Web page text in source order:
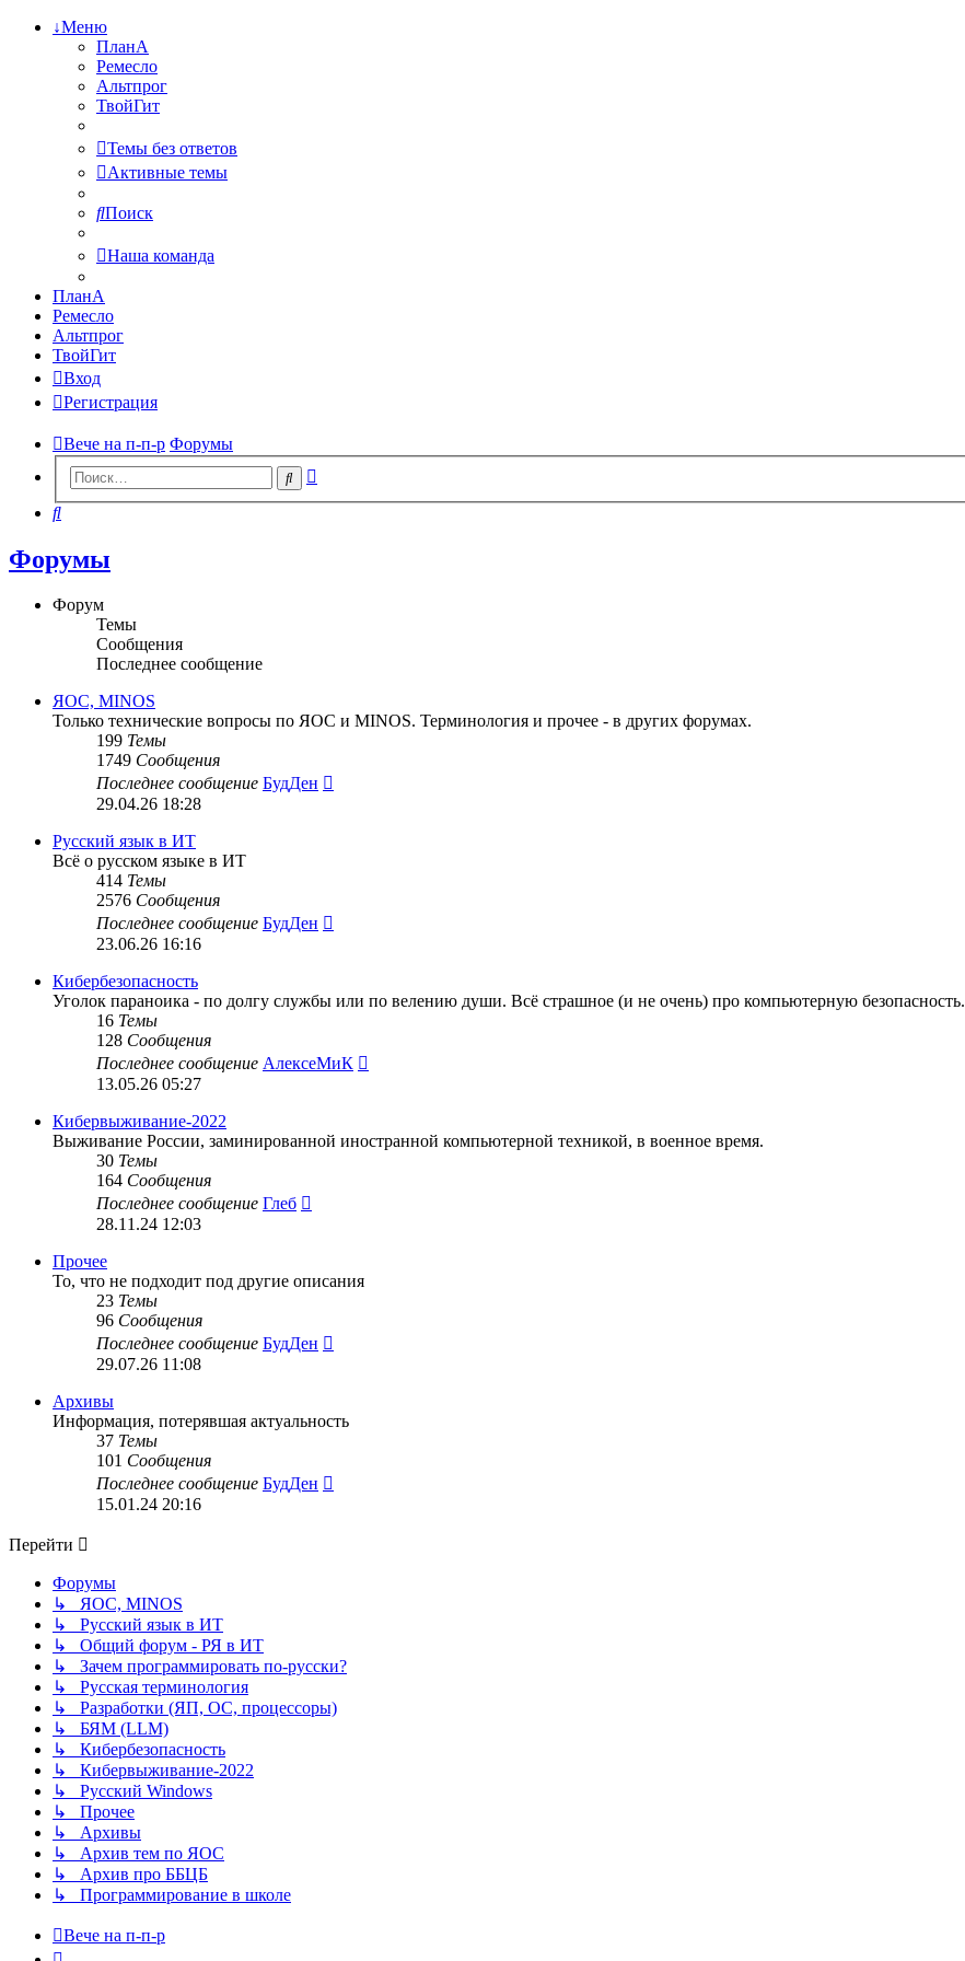
↓Меню
ПланА
Ремесло
Альтпрог
ТвойГит
Темы без ответов
Активные темы
Поиск
Наша команда
ПланА
Ремесло
Альтпрог
ТвойГит
Вход
Регистрация
Вече на п-п-р Форумы
Поиск
Поиск
Форумы
Форум
Темы
Сообщения
Последнее сообщение
ЯОС, MINOS
Только технические вопросы по ЯОС и MINOS. Терминология и прочее - в других форумах.
199 Темы
1749 Сообщения
Последнее сообщение БудДен
29.04.26 18:28
Русский язык в ИТ
Всё о русском языке в ИТ
414 Темы
2576 Сообщения
Последнее сообщение БудДен
23.06.26 16:16
Кибербезопасность
Уголок параноика - по долгу службы или по велению души. Всё страшное (и не очень) про компьютерную безопасность.
16 Темы
128 Сообщения
Последнее сообщение АлексеМиК
13.05.26 05:27
Кибервыживание-2022
Выживание России, заминированной иностранной компьютерной техникой, в военное время.
30 Темы
164 Сообщения
Последнее сообщение Глеб
28.11.24 12:03
Прочее
То, что не подходит под другие описания
23 Темы
96 Сообщения
Последнее сообщение БудДен
29.07.26 11:08
Архивы
Информация, потерявшая актуальность
37 Темы
101 Сообщения
Последнее сообщение БудДен
15.01.24 20:16
Перейти
Форумы
↳ ЯОС, MINOS
↳ Русский язык в ИТ
↳ Общий форум - РЯ в ИТ
↳ Зачем программировать по-русски?
↳ Русская терминология
↳ Разработки (ЯП, ОС, процессоры)
↳ БЯМ (LLM)
↳ Кибербезопасность
↳ Кибервыживание-2022
↳ Русский Windows
↳ Прочее
↳ Архивы
↳ Архив тем по ЯОС
↳ Архив про ББЦБ
↳ Программирование в школе
Вече на п-п-р